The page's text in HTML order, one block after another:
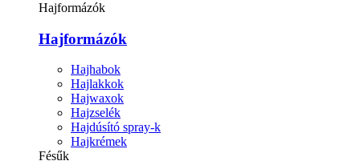
Hajformázók
Hajformázók
Hajhabok
Hajlakkok
Hajwaxok
Hajzselék
Hajdúsító spray-k
Hajkrémek
Fésűk